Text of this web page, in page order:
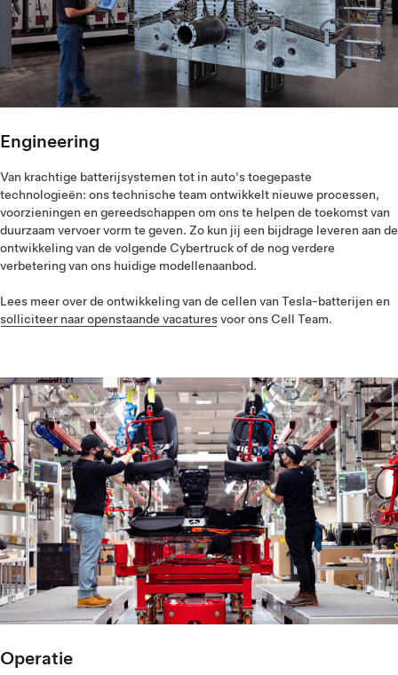
Van krachtige batterijsystemen tot in auto's toegepaste
technologieën: ons technische team ontwikkelt nieuwe processen,
voorzieningen en gereedschappen om ons te helpen de toekomst van
duurzaam vervoer vorm te geven. Zo kun jij een bijdrage leveren aan de
ontwikkeling van de volgende Cybertruck of de nog verdere
verbetering van ons huidige modellenaanbod.
Lees meer over de ontwikkeling van de cellen van Tesla-batterijen en
solliciteer naar openstaande vacaturesvoor ons Cell Team.
Engineering
Operatie